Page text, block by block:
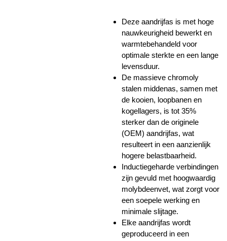
Deze aandrijfas is met hoge
nauwkeurigheid bewerkt en
warmtebehandeld voor
optimale sterkte en een lange
levensduur.
De massieve chromoly
stalen middenas, samen met
de kooien, loopbanen en
kogellagers, is tot 35%
sterker dan de originele
(OEM) aandrijfas, wat
resulteert in een aanzienlijk
hogere belastbaarheid.
Inductiegeharde verbindingen
zijn gevuld met hoogwaardig
molybdeenvet, wat zorgt voor
een soepele werking en
minimale slijtage.
Elke aandrijfas wordt
geproduceerd in een